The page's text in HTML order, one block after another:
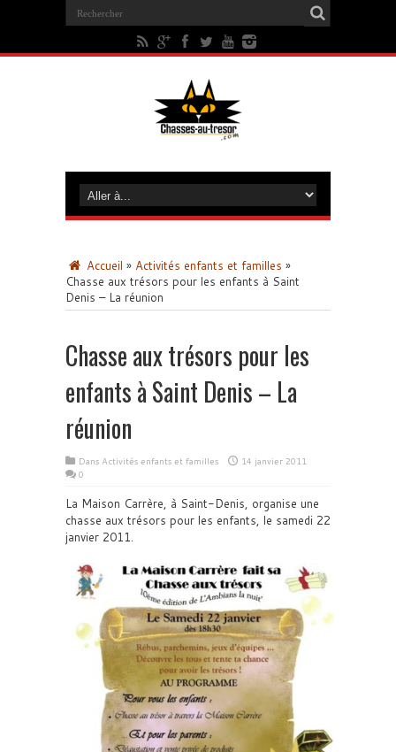
Accueil » Activités enfants et familles »
Chasse aux trésors pour les enfants à Saint
Denis – La réunion
Chasse aux trésors pour les
enfants à Saint Denis – La
réunion
Dans Activités enfants et familles
14 janvier 2011
0
La Maison Carrère, à Saint-Denis, organise une
chasse aux trésors pour les enfants, le samedi 22
janvier 2011.